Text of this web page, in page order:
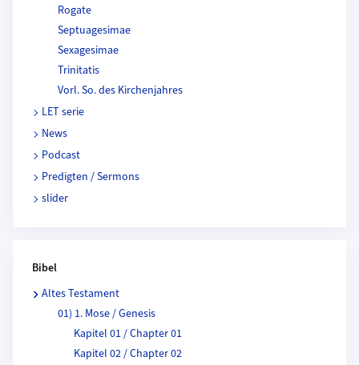
Rogate
Septuagesimae
Sexagesimae
Trinitatis
Vorl. So. des Kirchenjahres
LET serie
News
Podcast
Predigten / Sermons
slider
Bibel
Altes Testament
01) 1. Mose / Genesis
Kapitel 01 / Chapter 01
Kapitel 02 / Chapter 02